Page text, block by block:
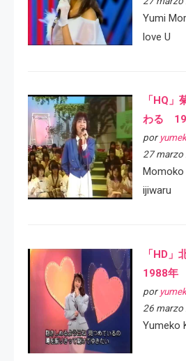
Yumi
love U
「HQ
わる
por
27 marzo
ijiwaru
「HD
1988年
por
26 marzo
Yumeko